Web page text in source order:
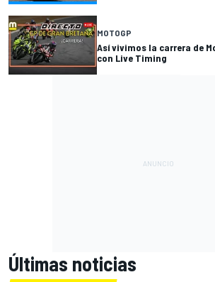
MOTOGP
Así vivimos la carrera de
con Live Timing
Últimas noticias